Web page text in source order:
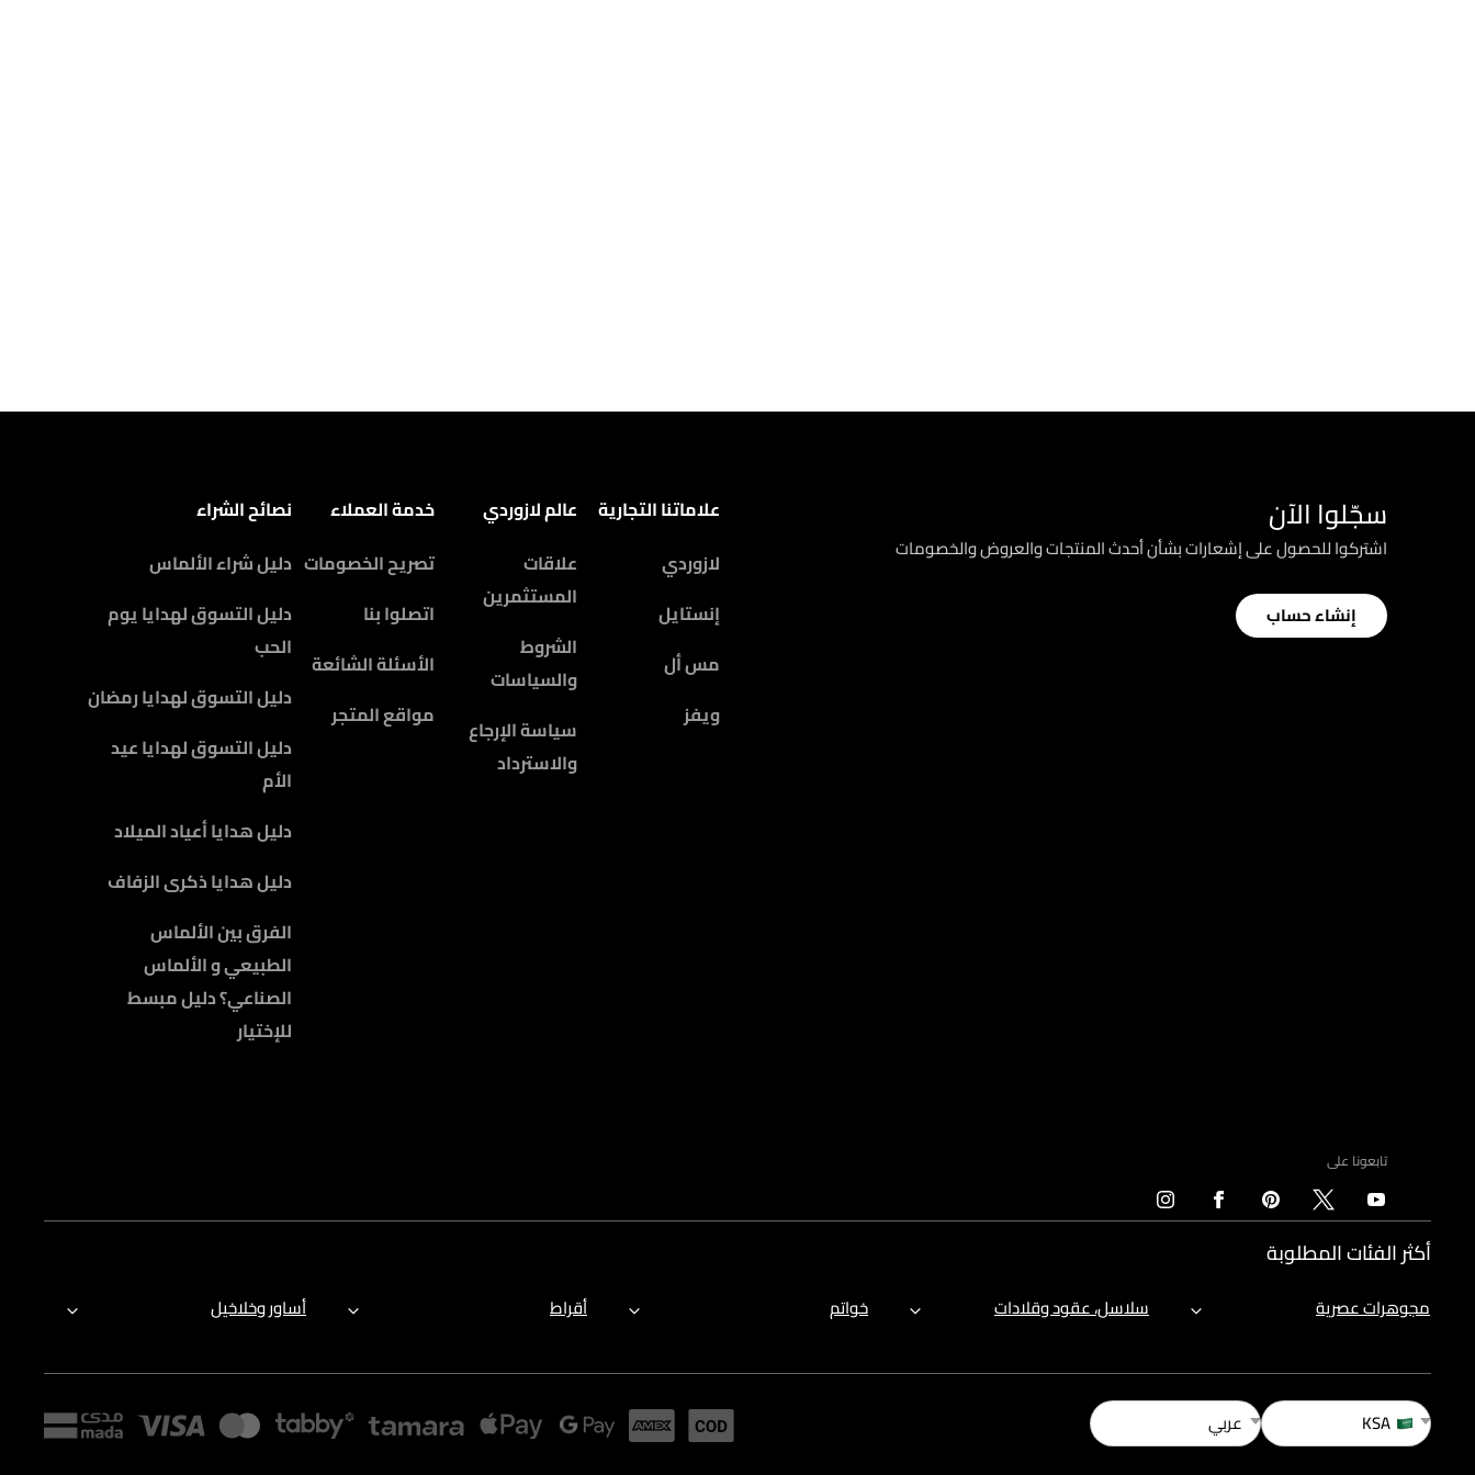
سجّلوا الآن
اشتركوا للحصول على إشعارات بشأن أحدث المنتجات والعروض والخصومات
إنشاء حساب
علاماتنا التجارية
لازوردي
إنستايل
مس أل
ويفز
عالم لازوردي
علاقات
المستثمرين
الشروط
والسياسات
سياسة الإرجاع
والاسترداد
خدمة العملاء
تصريح الخصومات
اتصلوا بنا
الأسئلة الشائعة
مواقع المتجر
نصائح الشراء
دليل شراء الألماس
دليل التسوق لهدايا يوم
الحب
دليل التسوق لهدايا رمضان
دليل التسوق لهدايا عيد
الأم
دليل هدايا أعياد الميلاد
دليل هدايا ذكرى الزفاف
الفرق بين الألماس
الطبيعي و الألماس
الصناعي؟ دليل مبسط
للإختيار
تابعونا على
أكثر الفئات المطلوبة
مجوهرات عصرية سلاسل، عقود وقلادات خواتم أقراط أساور وخلاخيل
KSA عربي